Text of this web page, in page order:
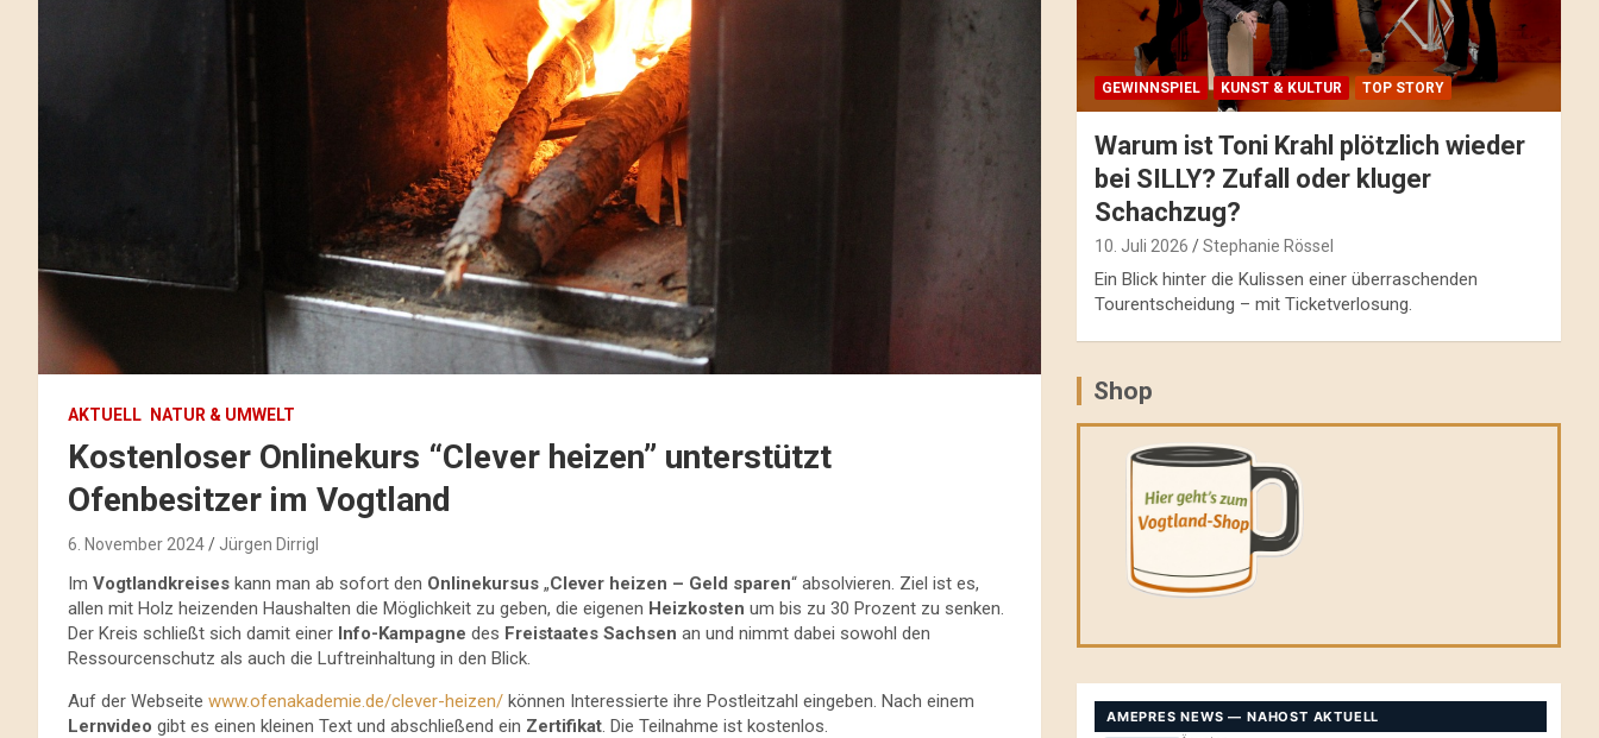
AKTUELL NATUR & UMWELT
Kostenloser Onlinekurs “Clever heizen” unterstützt
Ofenbesitzer im Vogtland
6. November 2024 Jürgen Dirrigl
Im Vogtlandkreises kann man ab sofort den Onlinekursus „Clever heizen – Geld sparen“ absolvieren. Ziel ist es,
allen mit Holz heizenden Haushalten die Möglichkeit zu geben, die eigenen Heizkosten um bis zu 30 Prozent zu senken.
Der Kreis schließt sich damit einer Info-Kampagne des Freistaates Sachsen an und nimmt dabei sowohl den
Ressourcenschutz als auch die Luftreinhaltung in den Blick.
Auf der Webseite www.ofenakademie.de/clever-heizen/ können Interessierte ihre Postleitzahl eingeben. Nach einem
Lernvideo gibt es einen kleinen Text und abschließend ein Zertifikat . Die Teilnahme ist kostenlos.
GEWINNSPIEL KUNST & KULTUR TOP STORY
Warum ist Toni Krahl plötzlich wieder
bei SILLY? Zufall oder kluger
Schachzug?
10. Juli 2026 Stephanie Rössel
Ein Blick hinter die Kulissen einer überraschenden
Tourentscheidung – mit Ticketverlosung.
Shop